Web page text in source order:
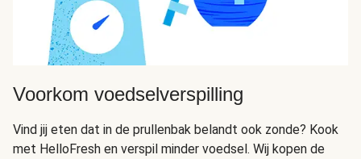
Voorkom voedselverspilling
Vind jij eten dat in de prullenbak belandt ook zonde? Kook
met HelloFresh en verspil minder voedsel. Wij kopen de